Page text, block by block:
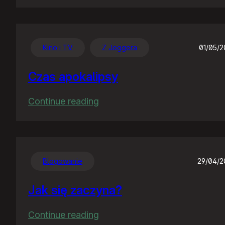
Kino i TV Z Joggera 01/05/
Czas apokalipsy
Continue reading
Blogowanie 29/04/
Jak się zaczyna?
Continue reading